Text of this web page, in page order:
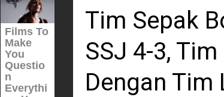
Tim Sepak
SSJ 4-3,
Dengan Tim